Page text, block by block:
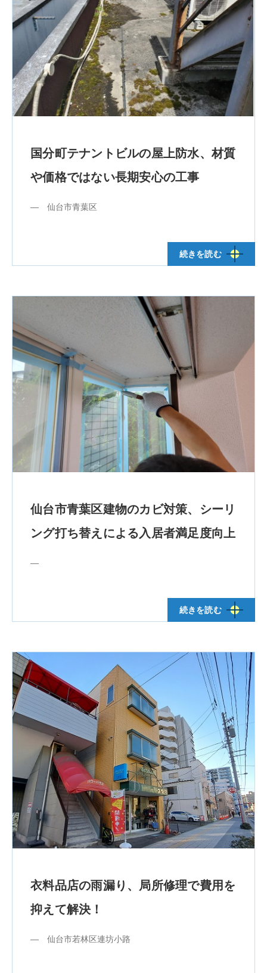
国分町テナントビルの屋上防水、材質
や価格ではない長期安心の工事
― 仙台市青葉区
仙台市青葉区建物のカビ対策、シーリ
ング打ち替えによる入居者満足度向上
―
衣料品店の雨漏り、局所修理で費用を
抑えて解決！
― 仙台市若林区連坊小路